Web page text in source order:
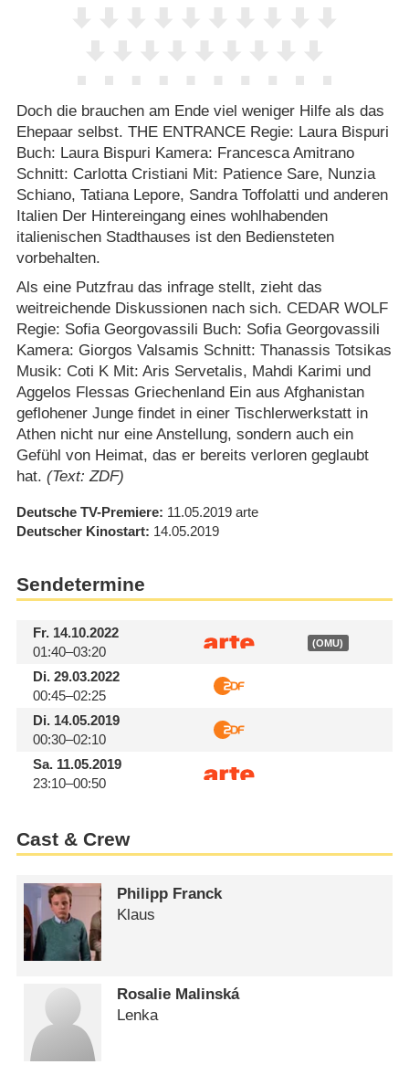
Doch die brauchen am Ende viel weniger Hilfe als das
Ehepaar selbst. THE ENTRANCE Regie: Laura Bispuri
Buch: Laura Bispuri Kamera: Francesca Amitrano
Schnitt: Carlotta Cristiani Mit: Patience Sare, Nunzia
Schiano, Tatiana Lepore, Sandra Toffolatti und anderen
Italien Der Hintereingang eines wohlhabenden
italienischen Stadthauses ist den Bediensteten
vorbehalten.
Als eine Putzfrau das infrage stellt, zieht das
weitreichende Diskussionen nach sich. CEDAR WOLF
Regie: Sofia Georgovassili Buch: Sofia Georgovassili
Kamera: Giorgos Valsamis Schnitt: Thanassis Totsikas
Musik: Coti K Mit: Aris Servetalis, Mahdi Karimi und
Aggelos Flessas Griechenland Ein aus Afghanistan
geflohener Junge findet in einer Tischlerwerkstatt in
Athen nicht nur eine Anstellung, sondern auch ein
Gefühl von Heimat, das er bereits verloren geglaubt
hat. (Text: ZDF)
Deutsche TV-Premiere 11.05.2019 arte
Deutscher Kinostart 14.05.2019
Sendetermine
Fr.14.10.2022
01:40–03:20
(OMU)
Di.29.03.2022
00:45–02:25
Di.14.05.2019
00:30–02:10
Sa.11.05.2019
23:10–00:50
Cast & Crew
Philipp Franck
Klaus
Rosalie Malinská
Lenka